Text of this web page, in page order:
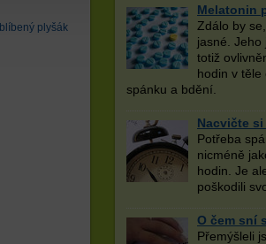
plyšák
Melatonin
Zdálo by
jasné. Jeho
totiž
hodin v
spánku a bdění.
Nacvičte
Potřeba
nicméně
hodin. Je
poškodili
O čem sní
Přemýšleli